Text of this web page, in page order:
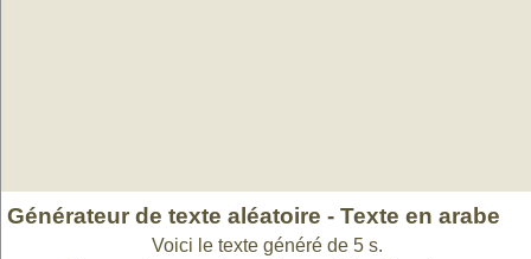
Générateur de texte aléatoire - Texte en arabe
Voici le texte généré de 5 s.